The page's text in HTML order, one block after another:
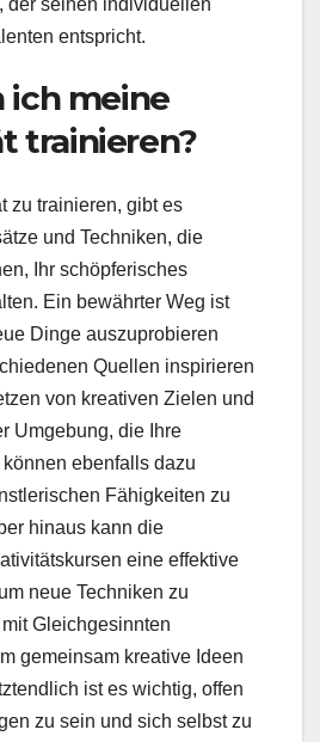
der seinen individuellen
entspricht.
ich meine
trainieren?
zu trainieren, gibt es
und Techniken, die
Ihr schöpferisches
Ein bewährter Weg ist
Dinge auszuprobieren
Quellen inspirieren
von kreativen Zielen und
Umgebung, die Ihre
ebenfalls dazu
Fähigkeiten zu
hinaus kann die
eine effektive
neue Techniken zu
Gleichgesinnten
gemeinsam kreative Ideen
ist es wichtig, offen
zu sein und sich selbst zu